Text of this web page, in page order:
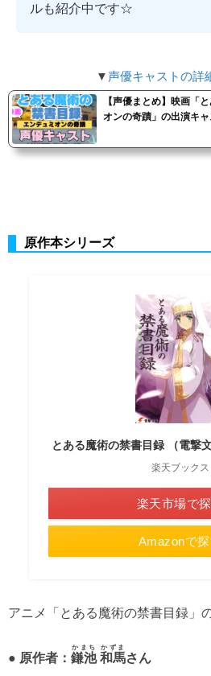
ルも紹介中です☆
▼声優キャストの詳
【声優まとめ】映画「とある
オンの奇蹟」の出演キ
原作本シリーズ
とある魔術の禁書目録 （電
楽天ブックス
楽天市場で
Amazonで
アニメ「とある魔術の禁書目録」
● 原作者： 鎌池 和馬
かまち かずま
さん